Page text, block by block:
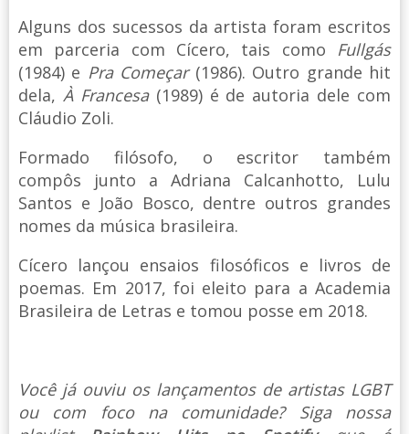
Alguns dos sucessos da artista foram escritos
em parceria com Cícero, tais como Fullgás
(1984) e Pra Começar(1986). Outro grande hit
dela, À Francesa(1989) é de autoria dele com
Cláudio Zoli.
Formado filósofo, o escritor também
compôs junto a Adriana Calcanhotto, Lulu
Santos e João Bosco, dentre outros grandes
nomes da música brasileira.
Cícero lançou ensaios filosóficos e livros de
poemas. Em 2017, foi eleito para a Academia
Brasileira de Letras e tomou posse em 2018.
Você já ouviu os lançamentos de artistas LGBT
ou com foco na comunidade? Siga nossa